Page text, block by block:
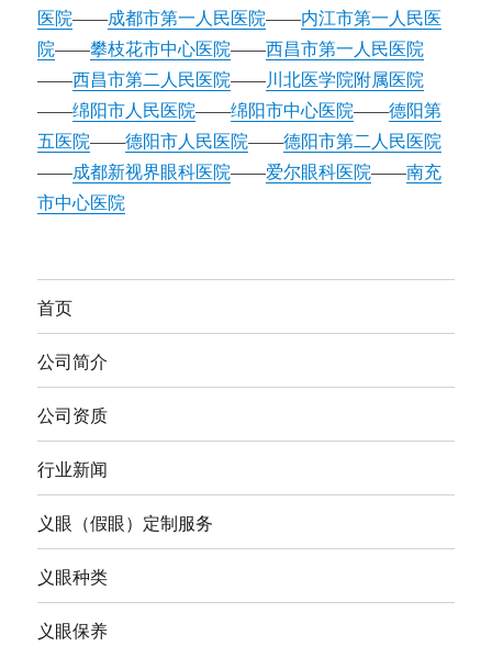
医院——成都市第一人民医院——内江市第一人民医
院——攀枝花市中心医院——西昌市第一人民医院
——西昌市第二人民医院——川北医学院附属医院
——绵阳市人民医院——绵阳市中心医院——德阳第
五医院——德阳市人民医院——德阳市第二人民医院
——成都新视界眼科医院——爱尔眼科医院——南充
市中心医院
首页
公司简介
公司资质
行业新闻
义眼（假眼）定制服务
义眼种类
义眼保养